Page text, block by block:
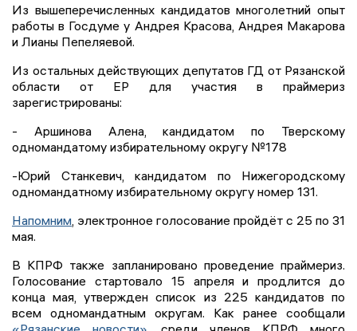
Из вышеперечисленных кандидатов многолетний опыт
работы в Госдуме у Андрея Красова, Андрея Макарова
и Лианы Пепеляевой.
Из остальных действующих депутатов ГД от Рязанской
области от ЕР для участия в праймериз
зарегистрированы:
- Аршинова Алена, кандидатом по Тверскому
одномандатому избирательному округу №178
-Юрий Станкевич, кандидатом по Нижегородскому
одномандатному избирательному округу номер 131.
Напомним , электронное голосование пройдёт с 25 по 31
мая.
В КПРФ также запланировано проведение праймериз.
Голосование стартовало 15 апреля и продлится до
конца мая, утвержден список из 225 кандидатов по
всем одномандатным округам. Как ранее сообщали